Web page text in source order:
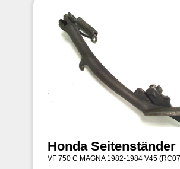
Honda Seitenständer
VF 750 C MAGNA 1982-1984 V45